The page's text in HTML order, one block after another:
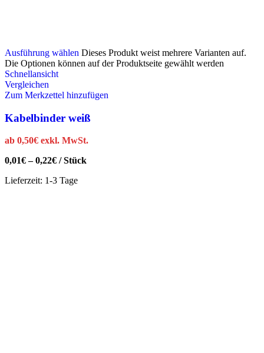
Ausführung wählen Dieses Produkt weist mehrere Varianten auf.
Die Optionen können auf der Produktseite gewählt werden
Schnellansicht
Vergleichen
Zum Merkzettel hinzufügen
Kabelbinder weiß
ab 0,50€ exkl. MwSt.
0,01€–0,22€ /Stück
Lieferzeit: 1-3 Tage